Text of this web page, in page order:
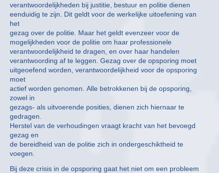
verantwoordelijkheden bij justitie, bestuur en politie dienen
eenduidig te zijn. Dit geldt voor de werkelijke uitoefening van
het
gezag over de politie. Maar het geldt evenzeer voor de
mogelijkheden voor de politie om haar professionele
verantwoordelijkheid te dragen, en over haar handelen
verantwoording af te leggen. Gezag over de opsporing moet
uitgeoefend worden, verantwoordelijkheid voor de opsporing
moet
actief worden genomen. Alle betrokkenen bij de opsporing,
zowel in
gezags- als uitvoerende posities, dienen zich hiernaar te
gedragen.
Herstel van de verhoudingen vraagt kracht van het bevoegd
gezag en
de bereidheid van de politie zich in ondergeschiktheid te
voegen.
Bij deze crisis in de opsporing gaat het niet om een probleem